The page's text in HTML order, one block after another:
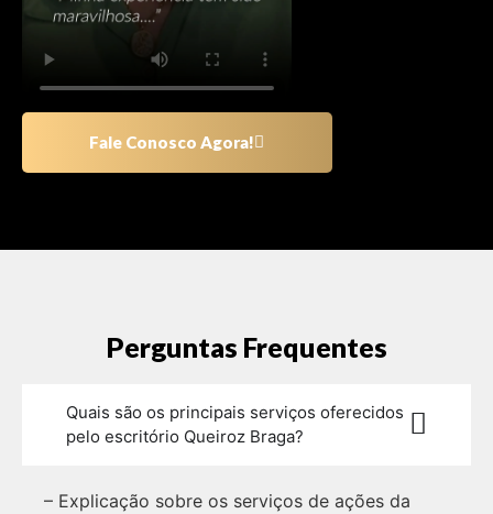
Fale Conosco Agora!
Perguntas Frequentes
Quais são os principais serviços oferecidos
pelo escritório Queiroz Braga?
– Explicação sobre os serviços de ações da